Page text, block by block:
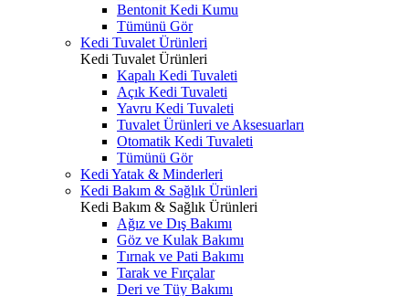
Bentonit Kedi Kumu
Tümünü Gör
Kedi Tuvalet Ürünleri
Kedi Tuvalet Ürünleri
Kapalı Kedi Tuvaleti
Açık Kedi Tuvaleti
Yavru Kedi Tuvaleti
Tuvalet Ürünleri ve Aksesuarları
Otomatik Kedi Tuvaleti
Tümünü Gör
Kedi Yatak & Minderleri
Kedi Bakım & Sağlık Ürünleri
Kedi Bakım & Sağlık Ürünleri
Ağız ve Dış Bakımı
Göz ve Kulak Bakımı
Tırnak ve Pati Bakımı
Tarak ve Fırçalar
Deri ve Tüy Bakımı